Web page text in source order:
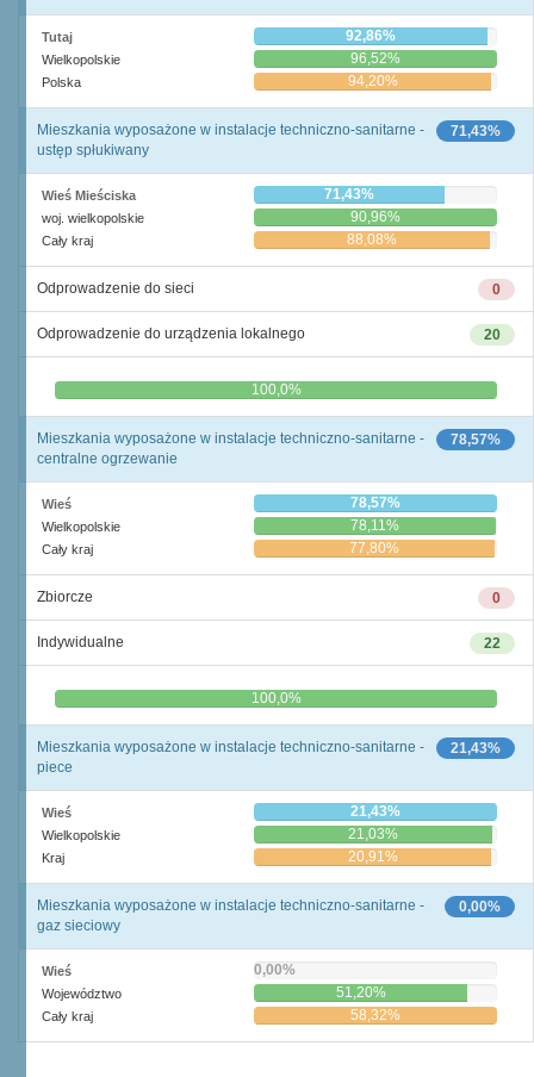
Tutaj 92,86%
Wielkopolskie 96,52%
Polska 94,20%
71,43%
Mieszkania wyposażone w instalacje techniczno-sanitarne -
ustęp spłukiwany
Wieś Mieściska 71,43%
woj. wielkopolskie 90,96%
Cały kraj 88,08%
0
Odprowadzenie do sieci
20
Odprowadzenie do urządzenia lokalnego
0,0% 100,0%
78,57%
Mieszkania wyposażone w instalacje techniczno-sanitarne -
centralne ogrzewanie
Wieś 78,57%
Wielkopolskie 78,11%
Cały kraj 77,80%
0
Zbiorcze
22
Indywidualne
0,0% 100,0%
21,43%
Mieszkania wyposażone w instalacje techniczno-sanitarne -
piece
Wieś 21,43%
Wielkopolskie 21,03%
Kraj 20,91%
0,00%
Mieszkania wyposażone w instalacje techniczno-sanitarne -
gaz sieciowy
Wieś 0,00%
Województwo 51,20%
Cały kraj 58,32%